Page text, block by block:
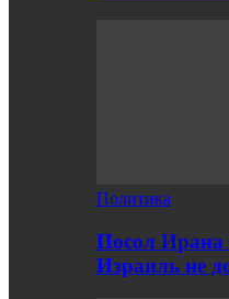
Политика
Посол
Израиль не